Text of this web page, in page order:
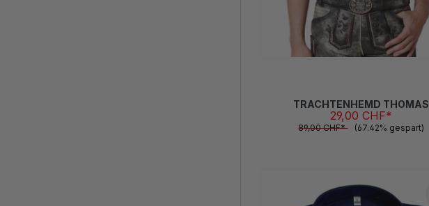
M S
TRACHTENHEMD THOMAS
29,00 CHF*
89,00 CHF* (67.42% gespart)